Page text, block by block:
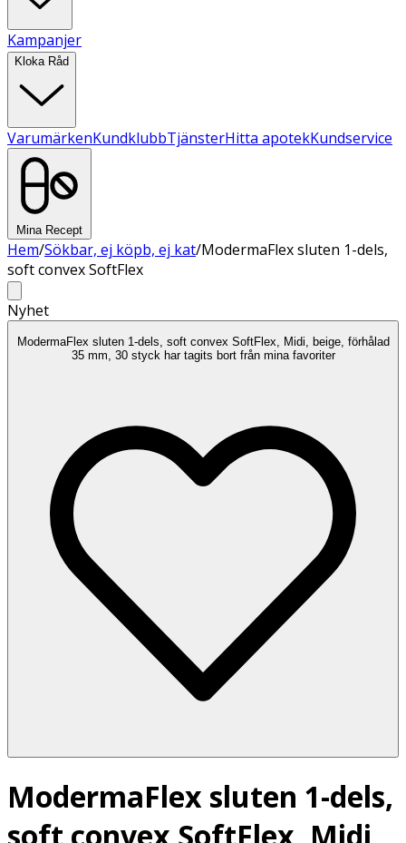
Kampanjer
Kloka Råd
VarumärkenKundklubbTjänsterHitta apotekKundservice
Mina Recept
Hem/Sökbar, ej köpb, ej kat/ModermaFlex sluten 1-dels,
soft convex SoftFlex
Nyhet
ModermaFlex sluten 1-dels, soft convex SoftFlex, Midi, beige, förhålad
35 mm, 30 styck har tagits bort från mina favoriter
ModermaFlex sluten 1-dels,